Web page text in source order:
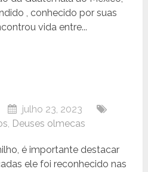
, conhecido por suas
vida entre...
julho 23, 2023
, Deuses olmecas
é importante destacar
ele foi reconhecido nas